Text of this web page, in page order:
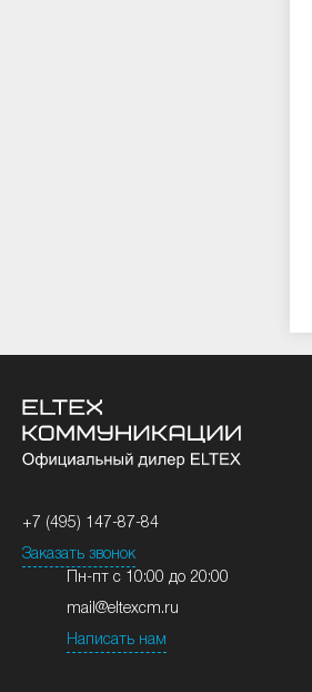
+7 (495) 147-87-84
Заказать звонок
Пн-пт с 10:00 до 20:00
mail@eltexcm.ru
Написать нам